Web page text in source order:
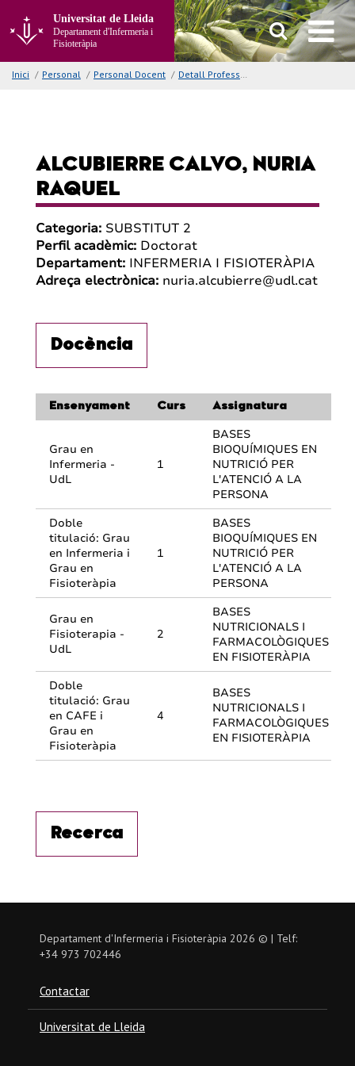
contingut
Universitat de Lleida
Departament d'Infermeria i
Fisioteràpia
Inici / Personal / Personal Docent / Detall Professor/a
Departament d'Infermeria i Fisioteràpia 2026 © | Telf:
+34 973 702446
Contactar
Universitat de Lleida